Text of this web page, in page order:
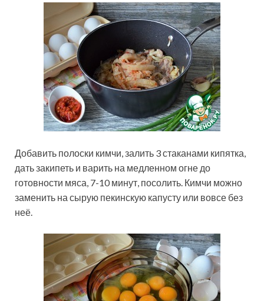
Добавить полоски кимчи, залить 3 стаканами кипятка,
дать закипеть и варить на медленном огне до
готовности мяса, 7-10 минут, посолить. Кимчи можно
заменить на сырую пекинскую капусту или вовсе без
неё.